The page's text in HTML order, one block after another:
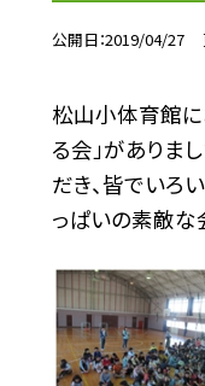
公開日 2019/04/27
松山小体育館に
る会」がありま
だき、皆でいろ
っぱいの素敵な